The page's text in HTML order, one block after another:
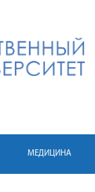
МЕДИЦИНА